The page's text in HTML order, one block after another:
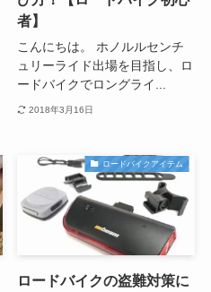
者】
こんにちは。 ホノルルセンチ
ュリーライド出場を目指し、ロ
ードバイクでロングライ...
2018年3月16日
ロードバイクアイテム
ロードバイクの盗難対策に